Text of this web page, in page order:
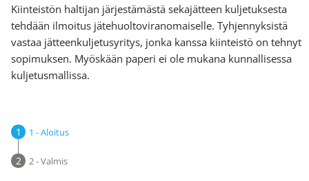
Kiinteistön haltijan järjestämästä sekajätteen kuljetuksesta
tehdään ilmoitus jätehuoltoviranomaiselle. Tyhjennyksistä
vastaa jätteenkuljetusyritys, jonka kanssa kiinteistö on tehnyt
sopimuksen. Myöskään paperi ei ole mukana kunnallisessa
kuljetusmallissa.
1 - Aloitus
2 - Valmis